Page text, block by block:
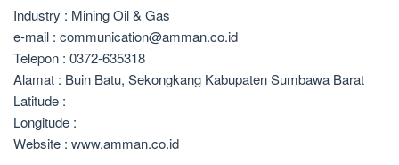
Industry : Mining Oil & Gas
e-mail : communication@amman.co.id
Telepon : 0372-635318
Alamat : Buin Batu, Sekongkang Kabupaten Sumbawa Barat
Latitude :
Longitude :
Website : www.amman.co.id